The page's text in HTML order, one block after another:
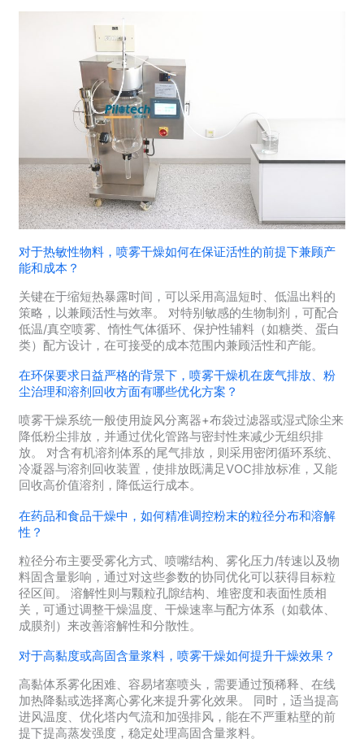
对于热敏性物料，喷雾干燥如何在保证活性的前提下兼顾产
能和成本？
关键在于缩短热暴露时间，可以采用高温短时、低温出料的
策略，以兼顾活性与效率。 对特别敏感的生物制剂，可配合
低温/真空喷雾、惰性气体循环、保护性辅料（如糖类、蛋白
类）配方设计，在可接受的成本范围内兼顾活性和产能。
在环保要求日益严格的背景下，喷雾干燥机在废气排放、粉
尘治理和溶剂回收方面有哪些优化方案？
喷雾干燥系统一般使用旋风分离器+布袋过滤器或湿式除尘来
降低粉尘排放，并通过优化管路与密封性来减少无组织排
放。 对含有机溶剂体系的尾气排放，则采用密闭循环系统、
冷凝器与溶剂回收装置，使排放既满足VOC排放标准，又能
回收高价值溶剂，降低运行成本。
在药品和食品干燥中，如何精准调控粉末的粒径分布和溶解
性？
粒径分布主要受雾化方式、喷嘴结构、雾化压力/转速以及物
料固含量影响，通过对这些参数的协同优化可以获得目标粒
径区间。 溶解性则与颗粒孔隙结构、堆密度和表面性质相
关，可通过调整干燥温度、干燥速率与配方体系（如载体、
成膜剂）来改善溶解性和分散性。
对于高黏度或高固含量浆料，喷雾干燥如何提升干燥效果？
高黏体系雾化困难、容易堵塞喷头，需要通过预稀释、在线
加热降黏或选择离心雾化来提升雾化效果。 同时，适当提高
进风温度、优化塔内气流和加强排风，能在不严重粘壁的前
提下提高蒸发强度，稳定处理高固含量浆料。